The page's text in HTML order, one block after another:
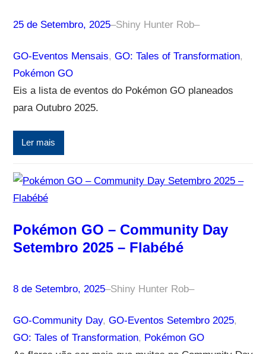
25 de Setembro, 2025–Shiny Hunter Rob–
GO-Eventos Mensais, GO: Tales of Transformation
Pokémon GO
Eis a lista de eventos do Pokémon GO planeados
para Outubro 2025.
Ler mais
Pokémon GO – Community Day
Setembro 2025 – Flabébé
8 de Setembro, 2025–Shiny Hunter Rob–
GO-Community Day, GO-Eventos Setembro 2025
GO: Tales of Transformation, Pokémon GO